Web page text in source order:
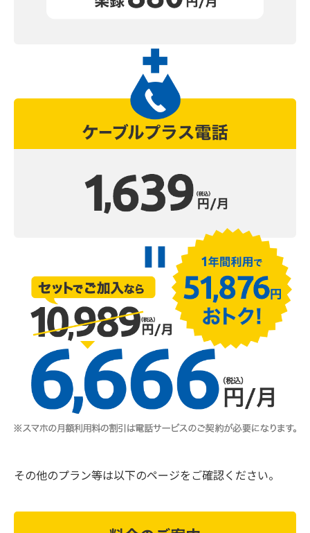
その他のプラン等は以下のページをご確認ください。